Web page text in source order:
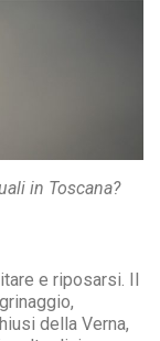
in Toscana?
e riposarsi. Il
della Verna,